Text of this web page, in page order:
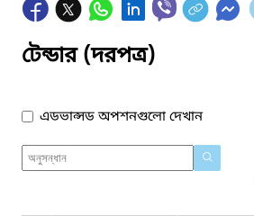
টেন্ডার (দরপত্র)
এডভান্সড অপশনগুলো দেখান